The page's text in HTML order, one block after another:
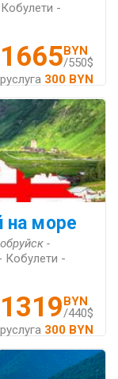
-
1665BYN
/550$
300 BYN
на море
-
Кобулети -
1319BYN
/440$
300 BYN